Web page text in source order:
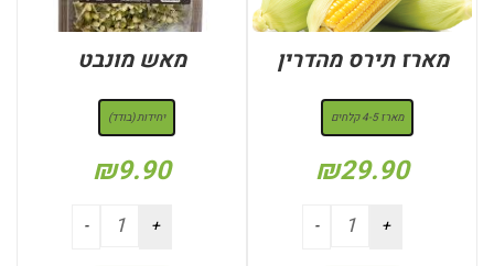
מארז תירס מהדרין
מארז 4-5 קלחים
₪29.90
מאש מונבט
יחידות (בודד)
₪9.90